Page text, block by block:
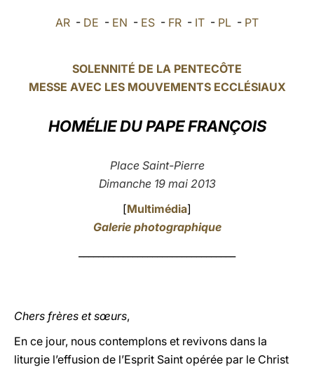
العربيّة
LATINE
AR - DE - EN - ES - FR - IT - PL - PT
SOLENNITÉ DE LA PENTECÔTE
MESSE AVEC LES MOUVEMENTS ECCLÉSIAUX
HOMÉLIE DUPAPE FRANÇOIS
Place Saint-Pierre
Dimanche 19 mai 2013
[Multimédia]
Galerie photographique
Chers frères et sœurs,
En ce jour, nous contemplons et revivons dans la
liturgie l’effusion de l’Esprit Saint opérée par le Christ